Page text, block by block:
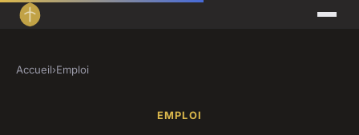
Accueil›Emploi
EMPLOI